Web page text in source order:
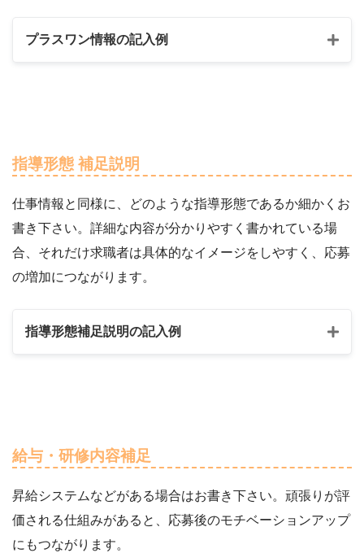
プラスワン情報の記入例
指導形態 補足説明
仕事情報と同様に、どのような指導形態であるか細かくお
書き下さい。詳細な内容が分かりやすく書かれている場
合、それだけ求職者は具体的なイメージをしやすく、応募
の増加につながります。
指導形態補足説明の記入例
給与・研修内容補足
昇給システムなどがある場合はお書き下さい。頑張りが評
価される仕組みがあると、応募後のモチベーションアップ
にもつながります。